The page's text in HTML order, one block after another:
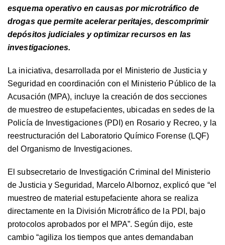
esquema operativo en causas por microtráfico de
drogas que permite acelerar peritajes, descomprimir
depósitos judiciales y optimizar recursos en las
investigaciones.
La iniciativa, desarrollada por el Ministerio de Justicia y
Seguridad en coordinación con el Ministerio Público de la
Acusación (MPA), incluye la creación de dos secciones
de muestreo de estupefacientes, ubicadas en sedes de la
Policía de Investigaciones (PDI) en Rosario y Recreo, y la
reestructuración del Laboratorio Químico Forense (LQF)
del Organismo de Investigaciones.
El subsecretario de Investigación Criminal del Ministerio
de Justicia y Seguridad, Marcelo Albornoz, explicó que “el
muestreo de material estupefaciente ahora se realiza
directamente en la División Microtráfico de la PDI, bajo
protocolos aprobados por el MPA”. Según dijo, este
cambio “agiliza los tiempos que antes demandaban